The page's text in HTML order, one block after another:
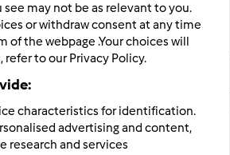
monolog jest męczący, a poza tym
to samo co ja zawarłam w
wyeliminowałam cukry na maxa,
ograniczone, przewaga warzyw itd.
may not be as relevant to you.
or withdraw consent at any time
of the webpage .Your choices will
to our Privacy Policy.
characteristics for identification.
advertising and content,
research and services